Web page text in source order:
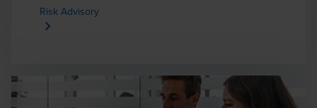
Risk Advisory